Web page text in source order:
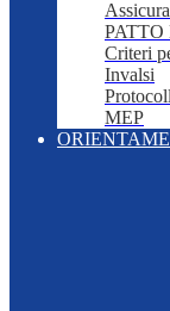
Criteri
Invalsi
MEP